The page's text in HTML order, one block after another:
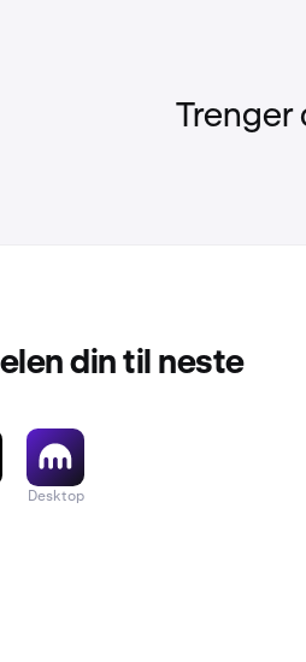
Trenger
din til neste
Desktop